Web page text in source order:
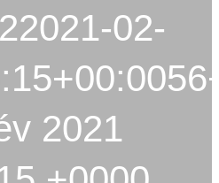
02-
2021